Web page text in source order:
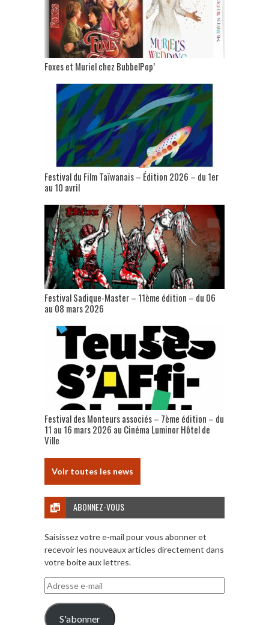
Foxes et Muriel chez BubbelPop’
Festival du Film Taïwanais – Édition 2026 – du 1er
au 10 avril
Festival Sadique-Master – 11ème édition – du 06
au 08 mars 2026
Festival des Monteurs associés – 7ème édition – du
11 au 16 mars 2026 au Cinéma Luminor Hôtel de
Ville
Voir toutes les news
ABONNEZ-VOUS
Saisissez votre e-mail pour vous abonner et
recevoir les nouveaux articles directement dans
votre boite aux lettres.
Adresse
e-
mail
S'abonner